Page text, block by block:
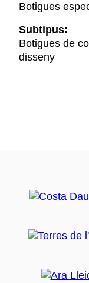
Botigues
Subtipus:
Botigues de
disseny